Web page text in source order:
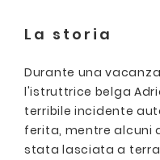
La storia
Durante una
l'istruttrice belga
terribile incidente
ferita, mentre alcuni
stata lasciata a